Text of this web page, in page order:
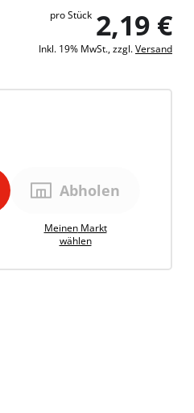
proStück 2,19 €
Inkl. 19% MwSt., zzgl.Versand
Abholen
MeinenMarkt
wählen